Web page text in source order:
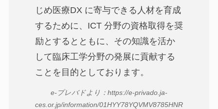
じめ医療DX に寄与できる⼈材を育成
するために、ICT 分野の資格取得を奨
励とするとともに、その知識を活か
して臨床⼯学分野の発展に貢献する
ことを⽬的としております。
e-プレバドより：https://e-privado.ja-
ces.or.jp/information/01HYY78YQVMV8785HNR